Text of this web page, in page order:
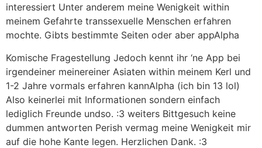
interessiert Unter anderem meine Wenigkeit within
meinem Gefahrte transsexuelle Menschen erfahren
mochte. Gibts bestimmte Seiten oder aber appAlpha
Komische Fragestellung Jedoch kennt ihr ‘ne App bei
irgendeiner meinereiner Asiaten within meinem Kerl und
1-2 Jahre vormals erfahren kannAlpha (ich bin 13 lol)
Also keinerlei mit Informationen sondern einfach
lediglich Freunde undso. :3 weiters Bittgesuch keine
dummen antworten Perish vermag meine Wenigkeit mir
auf die hohe Kante legen. Herzlichen Dank. :3